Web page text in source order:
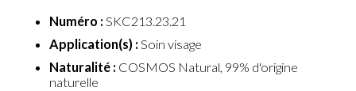
Numéro : SKC213.23.21
Application(s) : Soin visage
Naturalité : COSMOS Natural, 99% d'origine
naturelle